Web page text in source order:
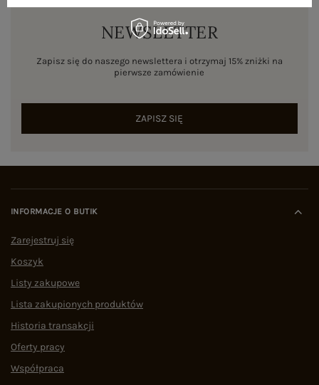
NEWSLETTER
Zapisz się do naszego newslettera i otrzymaj 15% zniżki na
pierwsze zamówienie
ZAPISZ SIĘ
INFORMACJE O BUTIK
Zarejestruj się
Koszyk
Listy zakupowe
Lista zakupionych produktów
Historia transakcji
Oferty pracy
Współpraca